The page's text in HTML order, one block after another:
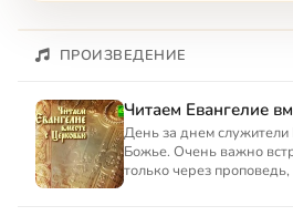
ПРОИЗВЕДЕНИЕ
Читаем Евангелие
День за днем
Божье. Очень важно
только через